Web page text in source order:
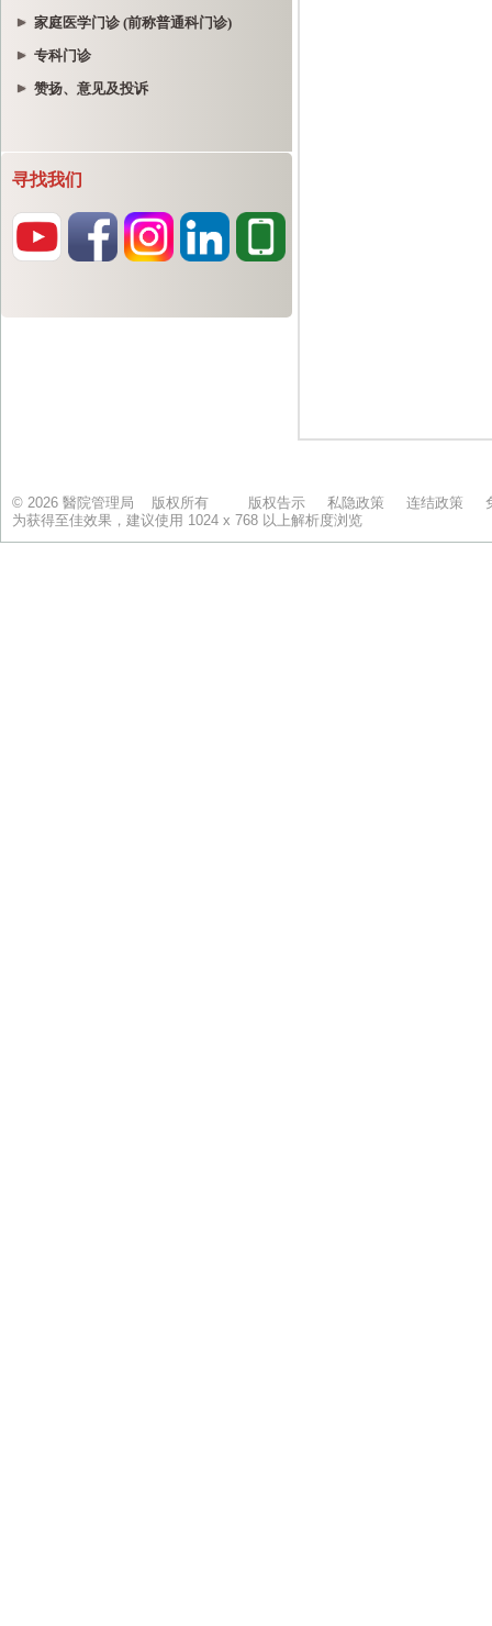
家庭医学门诊 (前称普通科门诊)
专科门诊
赞扬、意见及投诉
寻找我们
© 2026 醫院管理局 版权所有 版权告示 私隐政策 连结政策
为获得至佳效果，建议使用 1024 x 768 以上解析度浏览